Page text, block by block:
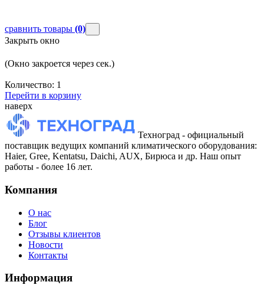
сравнить товары (0)
Закрыть окно
(Окно закроется через сек.)
Количество: 1
Перейти в корзину
наверх
Техноград - официальный
поставщик ведущих компаний климатического оборудования:
Haier, Gree, Kentatsu, Daichi, AUX, Бирюса и др. Наш опыт
работы - более 16 лет.
Компания
О нас
Блог
Отзывы клиентов
Новости
Контакты
Информация